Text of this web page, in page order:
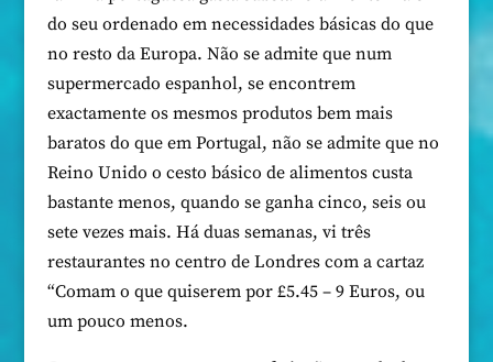
do seu ordenado em necessidades básicas do que
no resto da Europa. Não se admite que num
supermercado espanhol, se encontrem
exactamente os mesmos produtos bem mais
baratos do que em Portugal, não se admite que no
Reino Unido o cesto básico de alimentos custa
bastante menos, quando se ganha cinco, seis ou
sete vezes mais. Há duas semanas, vi três
restaurantes no centro de Londres com a cartaz
“Comam o que quiserem por £5.45 – 9 Euros, ou
um pouco menos.